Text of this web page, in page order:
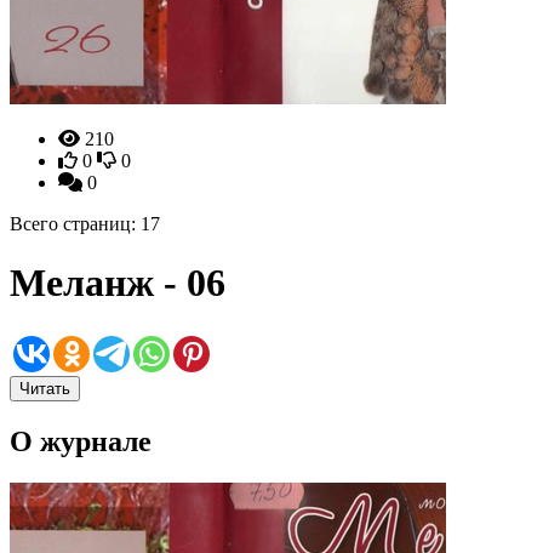
210
0
0
0
Всего страниц: 17
Меланж - 06
Читать
О журнале